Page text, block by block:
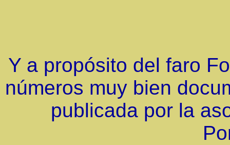
Y a propósito del faro
números muy bien
publicada por la